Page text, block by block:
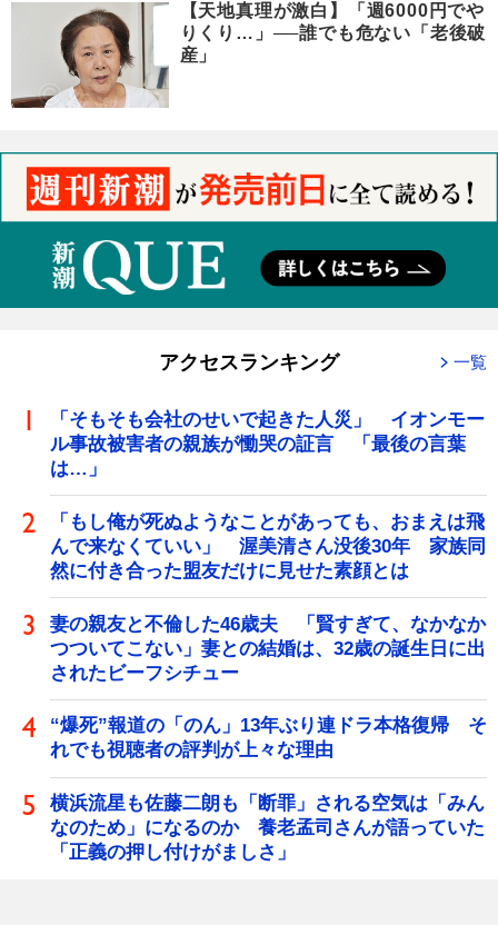
【天地真理が激白】「週6000円でや
りくり…」──誰でも危ない「老後破
産」
アクセスランキング 一覧
「そもそも会社のせいで起きた人災」 イオンモー
ル事故被害者の親族が慟哭の証言 「最後の言葉
は…」
「もし俺が死ぬようなことがあっても、おまえは飛
んで来なくていい」 渥美清さん没後30年 家族同
然に付き合った盟友だけに見せた素顔とは
妻の親友と不倫した46歳夫 「賢すぎて、なかなか
つついてこない」妻との結婚は、32歳の誕生日に出
されたビーフシチュー
“爆死”報道の「のん」13年ぶり連ドラ本格復帰 そ
れでも視聴者の評判が上々な理由
横浜流星も佐藤二朗も「断罪」される空気は「みん
なのため」になるのか 養老孟司さんが語っていた
「正義の押し付けがましさ」